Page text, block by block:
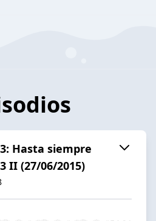
Hasta siempre
II (27/06/2015)